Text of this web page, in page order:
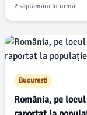
2 săptămâni în urmă
Bucuresti
România, pe